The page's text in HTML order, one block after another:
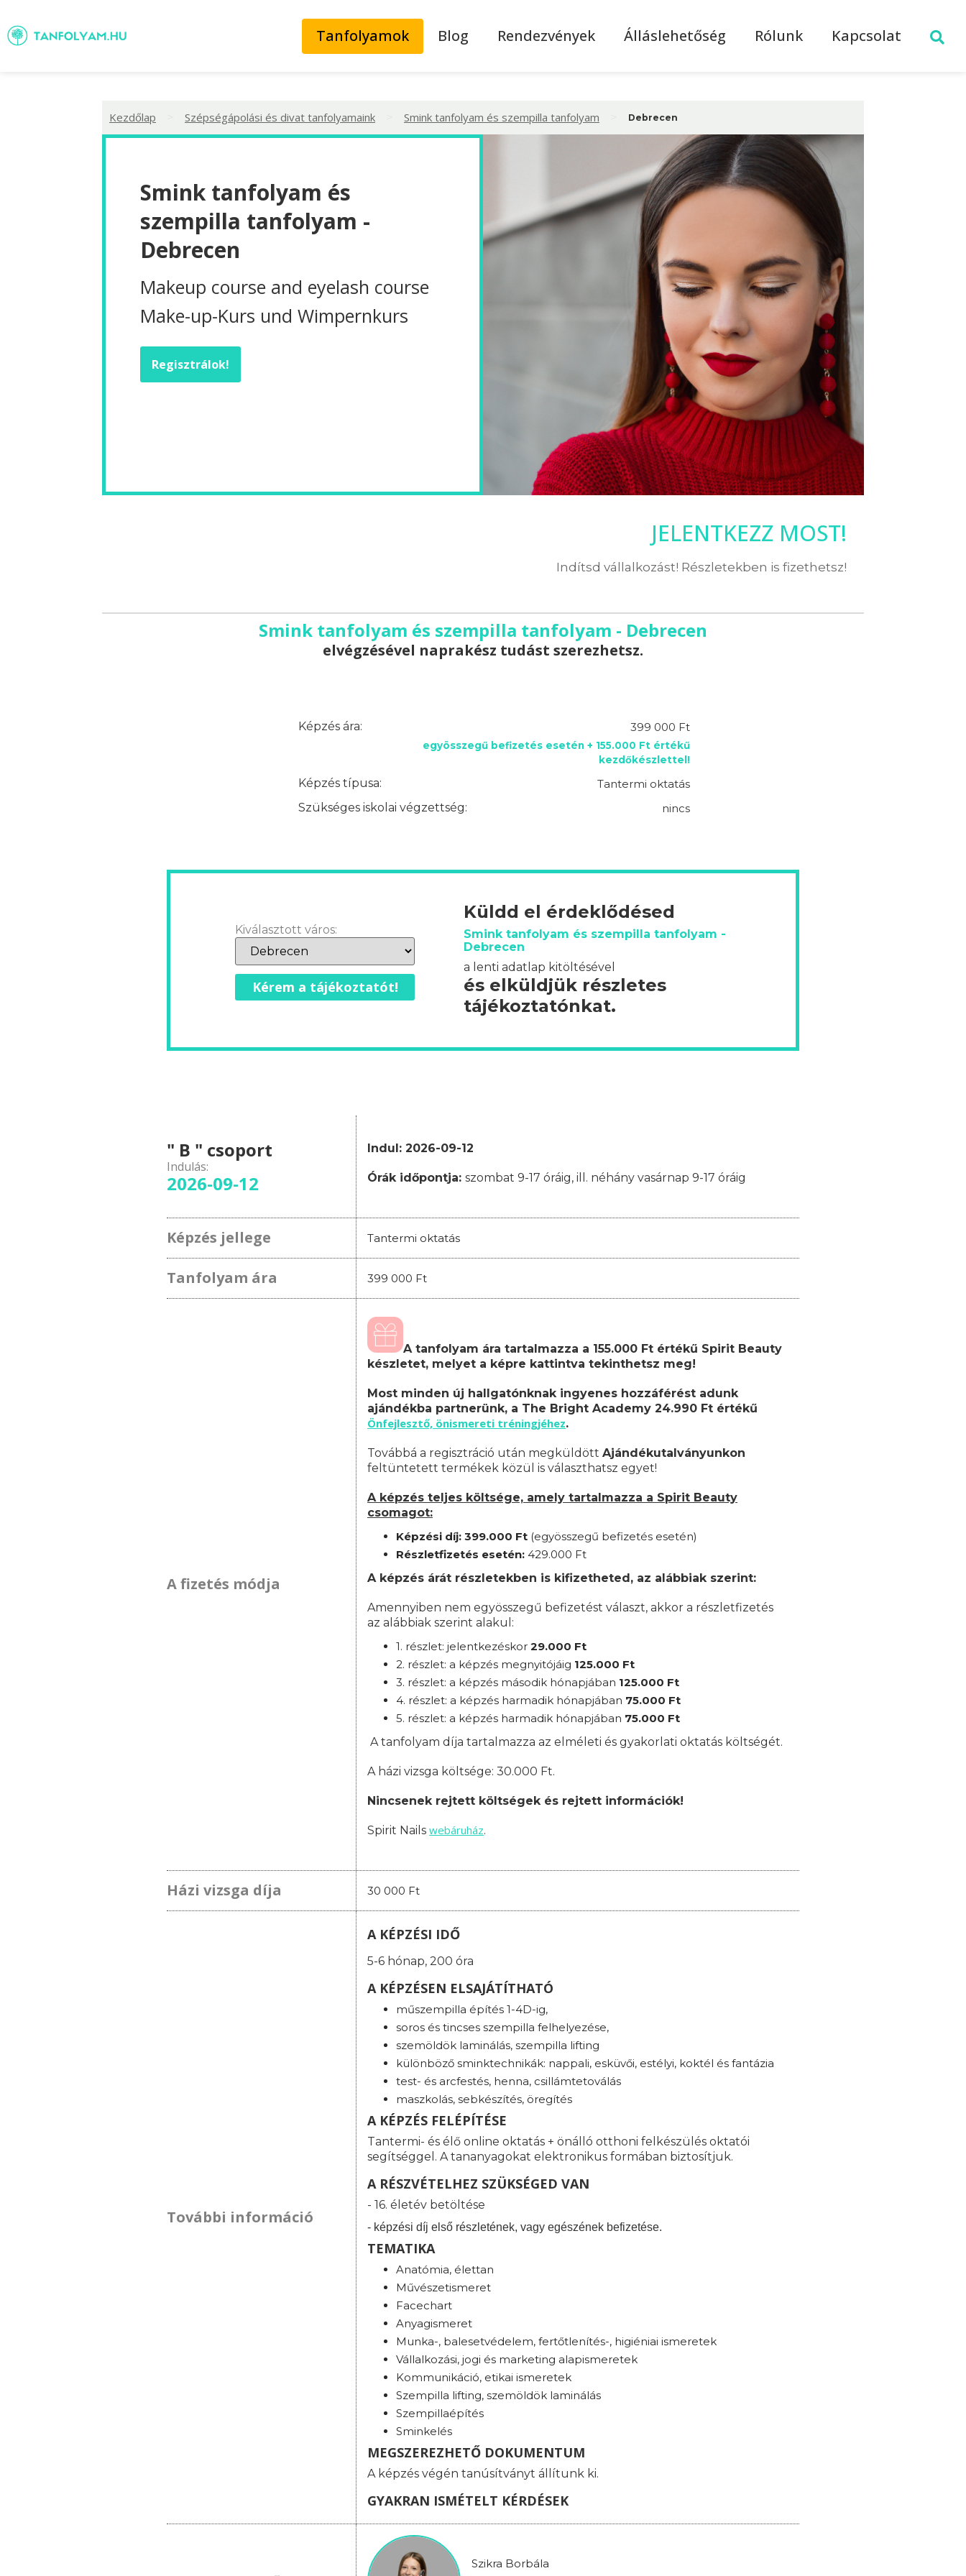
Tanfolyamok Blog Rendezvények Álláslehetőség Rólunk Kapcsolat
Kezdőlap Szépségápolási és divat tanfolyamaink Smink tanfolyam és szempilla tanfolyam Debrecen
Smink tanfolyam és
szempilla tanfolyam -
Debrecen
Makeup course and eyelash course
Make-up-Kurs und Wimpernkurs
Regisztrálok!
JELENTKEZZ MOST!
Indítsd vállalkozást! Részletekben is fizethetsz!
Smink tanfolyam és szempilla tanfolyam - Debrecen
elvégzésével naprakész tudást szerezhetsz.
Képzés ára: 399 000 Ft
egyösszegű befizetés esetén + 155.000 Ft értékű
kezdőkészlettel!
Képzés típusa:
Tantermi oktatás
Szükséges iskolai végzettség:
nincs
Kiválasztott város:
Kérem a tájékoztatót!
Küldd el érdeklődésed
Smink tanfolyam és szempilla tanfolyam -
Debrecen
a lenti adatlap kitöltésével
és elküldjük részletes
tájékoztatónkat.
" B " csoport
Indulás:
2026-09-12
Indul: 2026-09-12
Órák időpontja: szombat 9-17 óráig, ill. néhány vasárnap 9-17 óráig
Képzés jellege Tantermi oktatás
Tanfolyam ára 399 000 Ft
A fizetés módja
A tanfolyam ára tartalmazza a 155.000 Ft értékű Spirit Beauty
készletet, melyet a képre kattintva tekinthetsz meg!
Most minden új hallgatónknak ingyenes hozzáférést adunk
ajándékba partnerünk, a The Bright Academy 24.990 Ft értékű
Önfejlesztő, önismereti tréningjéhez.
Továbbá a regisztráció után megküldött Ajándékutalványunkon
feltüntetett termékek közül is választhatsz egyet!
A képzés teljes költsége, amely tartalmazza a Spirit Beauty
csomagot:
Képzési díj: 399.000 Ft (egyösszegű befizetés esetén)
Részletfizetés esetén: 429.000 Ft
A képzés árát részletekben is kifizetheted, az alábbiak szerint:
Amennyiben nem egyösszegű befizetést választ, akkor a részletfizetés
az alábbiak szerint alakul:
1. részlet: jelentkezéskor 29.000 Ft
2. részlet: a képzés megnyitójáig 125.000 Ft
3. részlet: a képzés második hónapjában 125.000 Ft
4. részlet: a képzés harmadik hónapjában 75.000 Ft
5. részlet: a képzés harmadik hónapjában 75.000 Ft
A tanfolyam díja tartalmazza az elméleti és gyakorlati oktatás költségét.
A házi vizsga költsége: 30.000 Ft.
Nincsenek rejtett költségek és rejtett információk!
Spirit Nails webáruház.
Házi vizsga díja 30 000 Ft
További információ
A KÉPZÉSI IDŐ
5-6 hónap, 200 óra
A KÉPZÉSEN ELSAJÁTÍTHATÓ
műszempilla építés 1-4D-ig,
soros és tincses szempilla felhelyezése,
szemöldök laminálás, szempilla lifting
különböző sminktechnikák: nappali, esküvői, estélyi, koktél és fantázia
test- és arcfestés, henna, csillámtetoválás
maszkolás, sebkészítés, öregítés
A KÉPZÉS FELÉPÍTÉSE
Tantermi- és élő online oktatás + önálló otthoni felkészülés oktatói
segítséggel. A tananyagokat elektronikus formában biztosítjuk.
A RÉSZVÉTELHEZ SZÜKSÉGED VAN
- 16. életév betöltése
- képzési díj első részletének, vagy egészének befizetése.
TEMATIKA
Anatómia, élettan
Művészetismeret
Facechart
Anyagismeret
Munka-, balesetvédelem, fertőtlenítés-, higiéniai ismeretek
Vállalkozási, jogi és marketing alapismeretek
Kommunikáció, etikai ismeretek
Szempilla lifting, szemöldök laminálás
Szempillaépítés
Sminkelés
MEGSZEREZHETŐ DOKUMENTUM
A képzés végén tanúsítványt állítunk ki.
GYAKRAN ISMÉTELT KÉRDÉSEK
Szikra Borbála